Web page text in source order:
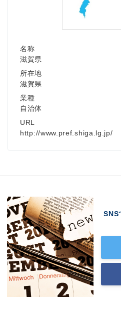
名称
滋賀県
所在地
滋賀県
業種
自治体
URL
http://www.pref.shiga.lg.jp/
SNS